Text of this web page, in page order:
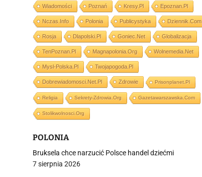
Wiadomości Poznań Kresy.pl Epoznan.pl
Nczas.info Polonia Publicystyka Dziennik.com
Rosja Dlapolski.pl Goniec.net Globalizacja
TenPoznan.pl Magnapolonia.org Wolnemedia.net
Mysl-Polska.pl Twojapogoda.pl
Dobrewiadomosci.net.pl Zdrowie Prisonplanet.pl
Religia Sekrety-Zdrowia.org Gazetawarszawska.com
Stolikwolnosci.org
POLONIA
Bruksela chce narzucić Polsce handel dziećmi
7 sierpnia 2026